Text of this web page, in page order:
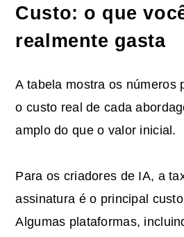
Custo: o que
realmente gasta
A tabela mostra os números
o custo real de cada
amplo do que o valor inicial.
Para os criadores de IA, a
assinatura é o principal
Algumas plataformas,